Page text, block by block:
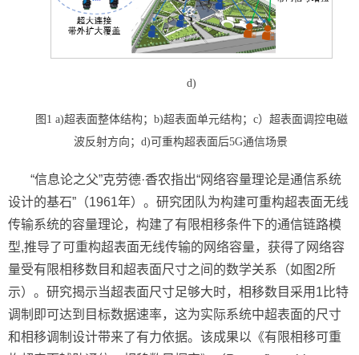
d)
图1 a)超表面整体结构；b)超表面单元结构；c）超表面调控电磁
波反射方向；d)可重构超表面后5G通信场景
“信息论之父”克劳德·香农指出“网络容量理论是通信系统
设计的基石”（1961年）。研究团队为构建可重构超表面无线
传输系统的容量理论，构建了有限相移条件下的通信链路模
型,推导了可重构超表面无线传输的网络容量，获得了网络容
量受有限相移数目和超表面尺寸之间的数学关系（如图2所
示）。研究揭示当超表面尺寸足够大时，相移数目采用1比特
调制即可达到目标数据速率，这为实际系统中超表面的尺寸
和相移调制设计带来了有力依据。该成果以《有限相移可重